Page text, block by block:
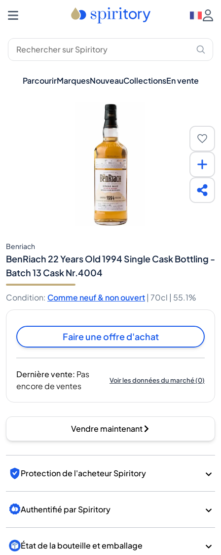
ParcourirMarquesNouveauCollectionsEn vente
Benriach
BenRiach 22 Years Old 1994 Single Cask Bottling -
Batch 13 Cask Nr.4004
Condition: Comme neuf & non ouvert | 70cl | 55.1%
Faire une offre d'achat
Dernière vente: Pas
encore de ventes
Voir les données du marché(0)
Vendre maintenant
Protection de l'acheteur Spiritory
Authentifié par Spiritory
État de la bouteille et emballage